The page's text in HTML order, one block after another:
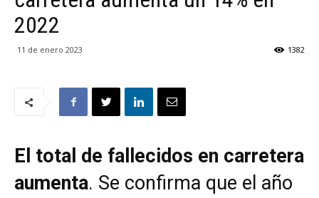
2022
11 de enero 2023 1382
El total de fallecidos en carretera
aumenta. Se confirma que el año